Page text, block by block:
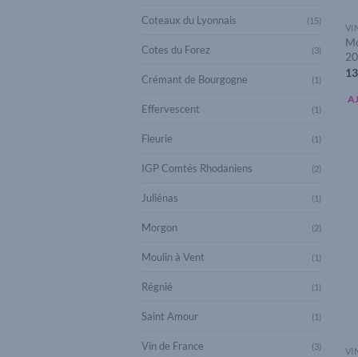
Coteaux du Lyonnais (15)
Cotes du Forez (3)
Crémant de Bourgogne (1)
Effervescent (1)
Fleurie (1)
IGP Comtés Rhodaniens (2)
Juliénas (1)
Morgon (2)
Moulin à Vent (1)
Régnié (1)
Saint Amour (1)
Vin de France (3)